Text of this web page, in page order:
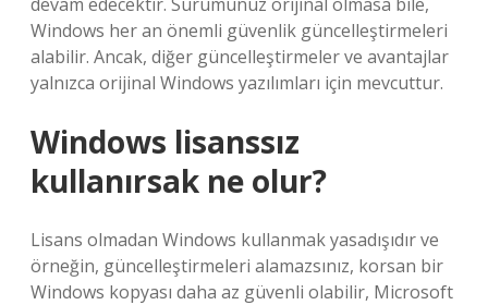
Windows her an önemli güvenlik güncelleştirmeleri
alabilir. Ancak, diğer güncelleştirmeler ve avantajlar
yalnızca orijinal Windows yazılımları için mevcuttur.
Windows lisanssız
kullanırsak ne olur?
Lisans olmadan Windows kullanmak yasadışıdır ve
örneğin, güncelleştirmeleri alamazsınız, korsan bir
Windows kopyası daha az güvenli olabilir, Microsoft